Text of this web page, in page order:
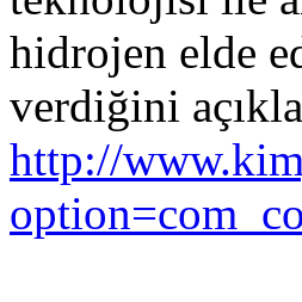
hidrojen elde
verdiğini
http://